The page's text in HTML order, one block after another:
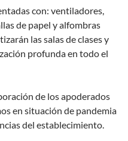
con: ventiladores,
de papel y alfombras
las salas de clases y
profunda en todo el
de los apoderados
en situación de pandemia
del establecimiento.